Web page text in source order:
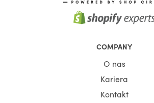
COMPANY
O nas
Kariera
Kontakt